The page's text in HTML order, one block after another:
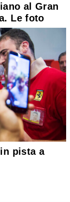
al Gran
Le foto
pista a